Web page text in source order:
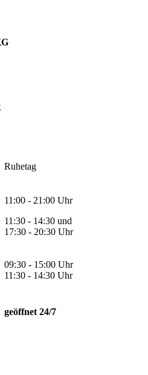
Ruhetag
11:00 - 21:00 Uhr
11:30 - 14:30 und
17:30 - 20:30 Uhr
09:30 - 15:00 Uhr
11:30 - 14:30 Uhr
geöffnet 24/7